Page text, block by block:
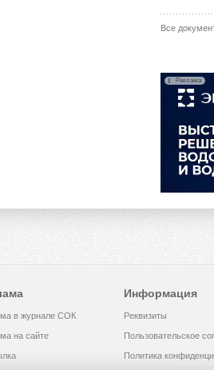
Все
Реклама
в журнале СОК
на сайте
Информация
Реквизиты
Пользовательское
Политика